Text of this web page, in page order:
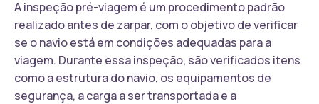
A inspeção pré-viagem é um procedimento padrão
realizado antes de zarpar, com o objetivo de verificar
se o navio está em condições adequadas para a
viagem. Durante essa inspeção, são verificados itens
como a estrutura do navio, os equipamentos de
segurança, a carga a ser transportada e a